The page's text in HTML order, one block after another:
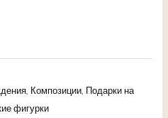
, Композиции, Подарки на
фигурки